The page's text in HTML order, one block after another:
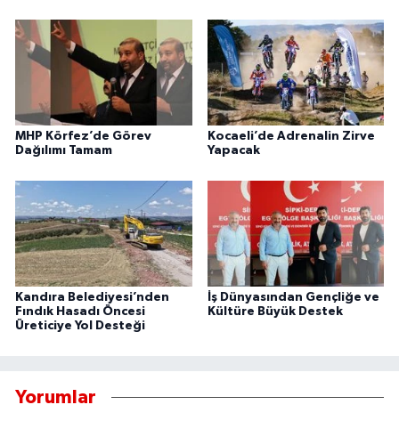
MHP Körfez’de Görev
Dağılımı Tamam
Kocaeli’de Adrenalin Zirve
Yapacak
Kandıra Belediyesi’nden
Fındık Hasadı Öncesi
Üreticiye Yol Desteği
İş Dünyasından Gençliğe ve
Kültüre Büyük Destek
Yorumlar